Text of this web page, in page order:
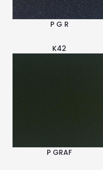
P G R
K42
P GRAF